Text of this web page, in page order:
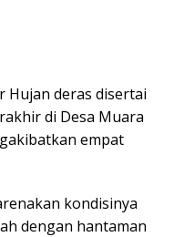
Hujan deras disertai
di Desa Muara
empat
kondisinya
dengan hantaman